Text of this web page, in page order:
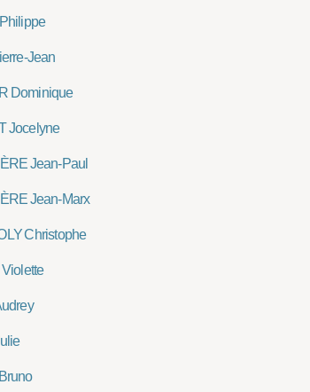
Jean
Dominique
Jocelyne
Jean-Paul
Jean-Marx
Christophe